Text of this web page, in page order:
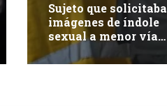
Sujeto que solicitaba
imágenes de índole
sexual a menor vía
redes sociales queda
tras las rejas